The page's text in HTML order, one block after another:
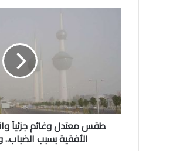
الأفقية
بسبب
الضباب..طقس معتدل وغائم جزئياً
الأفقية بسبب الضباب..